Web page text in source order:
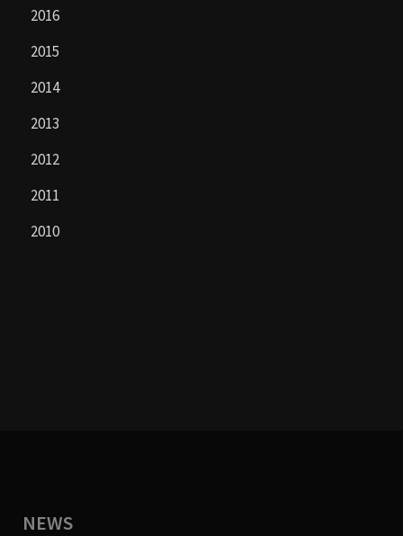
2016
2015
2014
2013
2012
2011
2010
NEWS